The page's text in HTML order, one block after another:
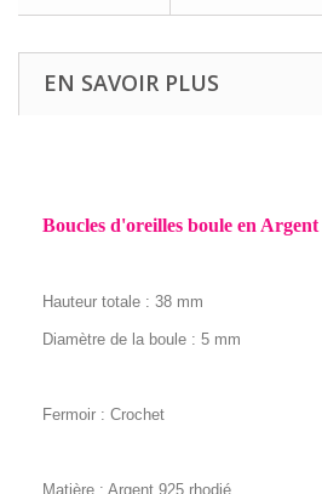
EN SAVOIR PLUS
Boucles d'oreilles boule en
Hauteur totale : 38 mm
Diamètre de la boule : 5 mm
Fermoir : Crochet
Matière : Argent 925 rhodié